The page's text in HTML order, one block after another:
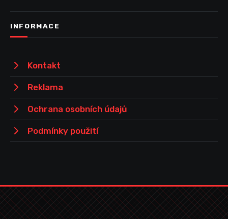
INFORMACE
Kontakt
Reklama
Ochrana osobních údajů
Podmínky použití